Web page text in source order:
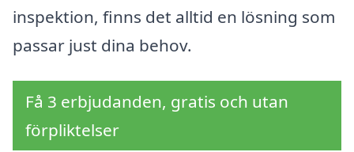
inspektion, finns det alltid en lösning som
passar just dina behov.
Få 3 erbjudanden, gratis och utan
förpliktelser